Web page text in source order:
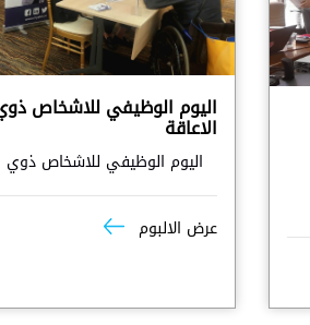
اليوم الوظيفي للاشخاص
الاعاقة
اليوم الوظيفي للاشخاص ذوي
عرض الالبوم